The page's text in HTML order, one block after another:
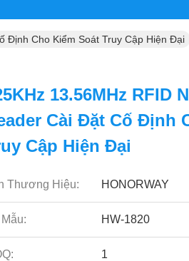
Định Cho Kiểm Soát Truy Cập Hiện Đại
13.56MHz RFID
Cài Đặt Cố Định
Cập Hiện Đại
Thương Hiệu: HONORWAY
HW-1820
1